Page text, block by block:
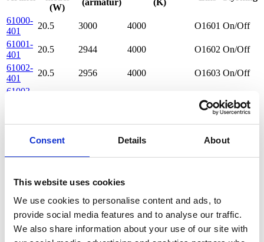
Consent Details About
This website uses cookies
We use cookies to personalise content and ads, to
provide social media features and to analyse our traffic.
We also share information about your use of our site with
(W)
61000-
401
20.5 3000 4000 O1601 On/Off
61001-
401
20.5 2944 4000 O1602 On/Off
61002-
401
20.5 2956 4000 O1603 On/Off
61003-
401
61005-
20.5 4000 O1605 On/Off
61007-
401
61008-
401
20.5 2981 4000 O1611 On/Off
61009-
20.5 2997 O1607 On/Off